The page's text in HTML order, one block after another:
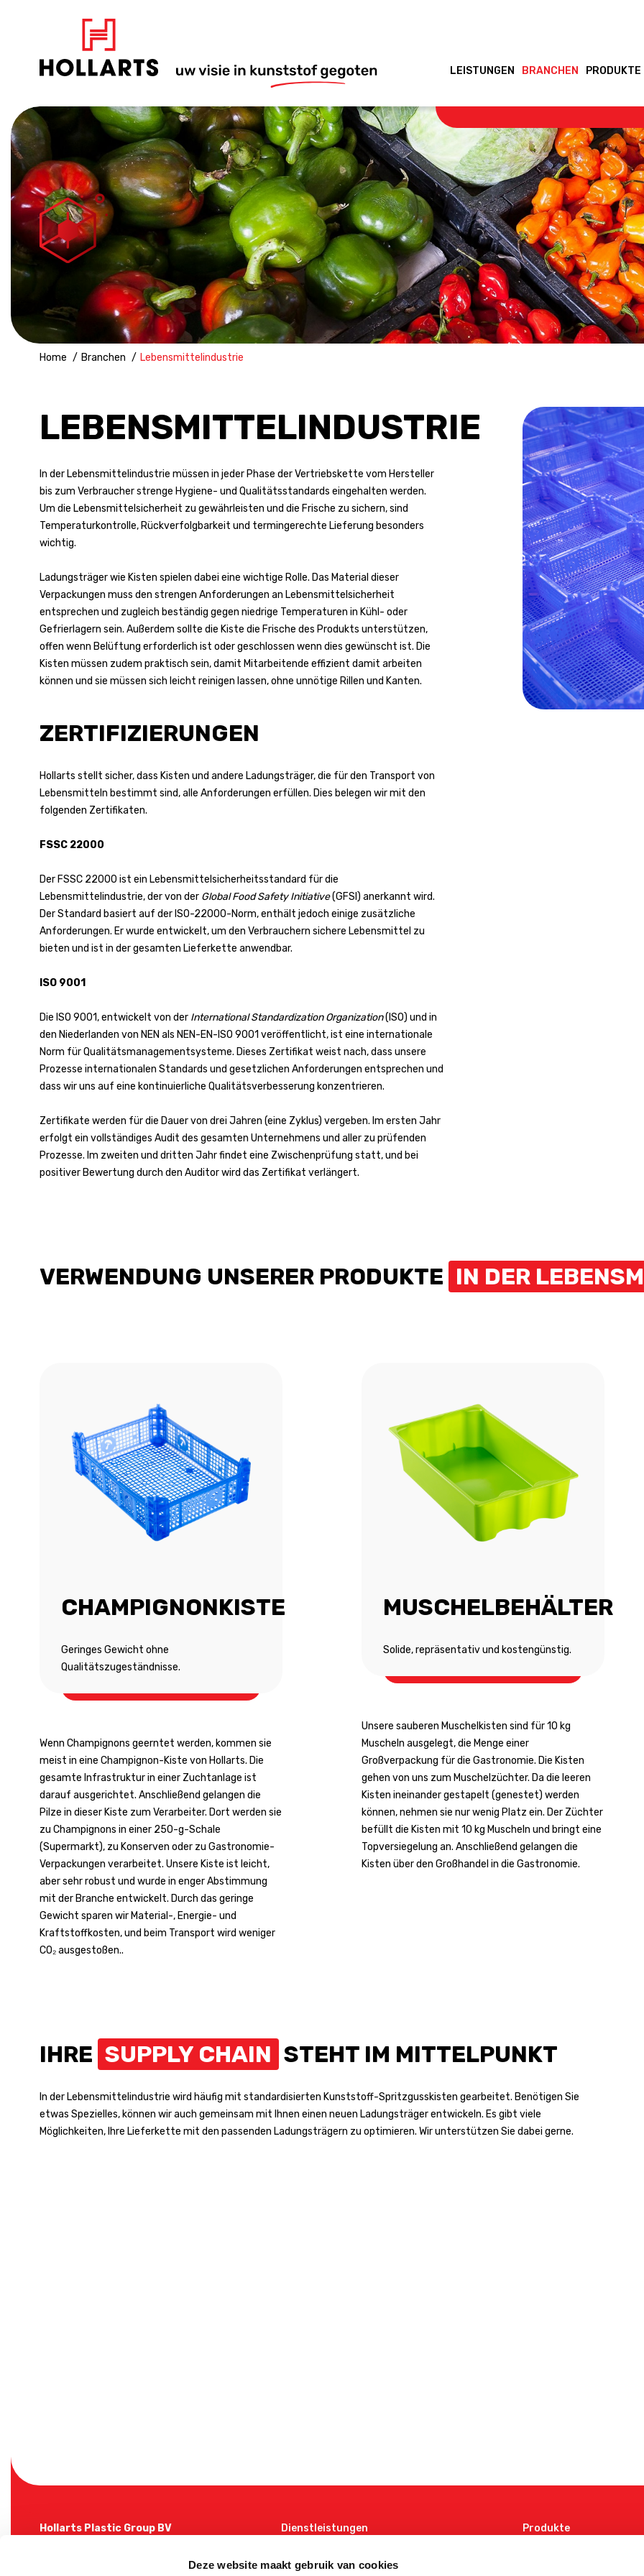
Deze website maakt gebruik van cookies
LEISTUNGEN BRANCHEN PRODUKTE
Home Branchen Lebensmittelindustrie
LEBENSMITTELINDUSTRIE
In der Lebensmittelindustrie müssen in jeder Phase der Vertriebskette vom Hersteller
bis zum Verbraucher strenge Hygiene- und Qualitätsstandards eingehalten werden.
Um die Lebensmittelsicherheit zu gewährleisten und die Frische zu sichern, sind
Temperaturkontrolle, Rückverfolgbarkeit und termingerechte Lieferung besonders
wichtig.
Ladungsträger wie Kisten spielen dabei eine wichtige Rolle. Das Material dieser
Verpackungen muss den strengen Anforderungen an Lebensmittelsicherheit
entsprechen und zugleich beständig gegen niedrige Temperaturen in Kühl- oder
Gefrierlagern sein. Außerdem sollte die Kiste die Frische des Produkts unterstützen,
offen wenn Belüftung erforderlich ist oder geschlossen wenn dies gewünscht ist. Die
Kisten müssen zudem praktisch sein, damit Mitarbeitende effizient damit arbeiten
können und sie müssen sich leicht reinigen lassen, ohne unnötige Rillen und Kanten.
ZERTIFIZIERUNGEN
Hollarts stellt sicher, dass Kisten und andere Ladungsträger, die für den Transport von
Lebensmitteln bestimmt sind, alle Anforderungen erfüllen. Dies belegen wir mit den
folgenden Zertifikaten.
FSSC 22000
Der FSSC 22000 ist ein Lebensmittelsicherheitsstandard für die
Lebensmittelindustrie, der von der Global Food Safety Initiative(GFSI) anerkannt wird.
Der Standard basiert auf der ISO-22000-Norm, enthält jedoch einige zusätzliche
Anforderungen. Er wurde entwickelt, um den Verbrauchern sichere Lebensmittel zu
bieten und ist in der gesamten Lieferkette anwendbar.
ISO 9001
Die ISO 9001, entwickelt von der International Standardization Organization(ISO) und in
den Niederlanden von NEN als NEN-EN-ISO 9001 veröffentlicht, ist eine internationale
Norm für Qualitätsmanagementsysteme. Dieses Zertifikat weist nach, dass unsere
Prozesse internationalen Standards und gesetzlichen Anforderungen entsprechen und
dass wir uns auf eine kontinuierliche Qualitätsverbesserung konzentrieren.
Zertifikate werden für die Dauer von drei Jahren (eine Zyklus) vergeben. Im ersten Jahr
erfolgt ein vollständiges Audit des gesamten Unternehmens und aller zu prüfenden
Prozesse. Im zweiten und dritten Jahr findet eine Zwischenprüfung statt, und bei
positiver Bewertung durch den Auditor wird das Zertifikat verlängert.
VERWENDUNG UNSERER PRODUKTE IN DER
CHAMPIGNONKISTE
Geringes Gewicht ohne
Qualitätszugeständnisse.
Wenn Champignons geerntet werden, kommen sie
meist in eine Champignon-Kiste von Hollarts. Die
gesamte Infrastruktur in einer Zuchtanlage ist
darauf ausgerichtet. Anschließend gelangen die
Pilze in dieser Kiste zum Verarbeiter. Dort werden sie
zu Champignons in einer 250-g-Schale
(Supermarkt), zu Konserven oder zu Gastronomie-
Verpackungen verarbeitet. Unsere Kiste ist leicht,
aber sehr robust und wurde in enger Abstimmung
mit der Branche entwickelt. Durch das geringe
Gewicht sparen wir Material-, Energie- und
Kraftstoffkosten, und beim Transport wird weniger
CO₂ ausgestoßen..
MUSCHELBEHÄLTER
Solide, repräsentativ und kostengünstig.
Unsere sauberen Muschelkisten sind für 10 kg
Muscheln ausgelegt, die Menge einer
Großverpackung für die Gastronomie. Die Kisten
gehen von uns zum Muschelzüchter. Da die leeren
Kisten ineinander gestapelt (genestet) werden
können, nehmen sie nur wenig Platz ein. Der Züchter
befüllt die Kisten mit 10 kg Muscheln und bringt eine
Topversiegelung an. Anschließend gelangen die
Kisten über den Großhandel in die Gastronomie.
IHRE SUPPLY CHAIN STEHT IM MITTELPUNKT
In der Lebensmittelindustrie wird häufig mit standardisierten Kunststoff-Spritzgusskisten gearbeitet. Benötigen Sie
etwas Spezielles, können wir auch gemeinsam mit Ihnen einen neuen Ladungsträger entwickeln. Es gibt viele
Möglichkeiten, Ihre Lieferkette mit den passenden Ladungsträgern zu optimieren. Wir unterstützen Sie dabei gerne.
Hollarts Plastic Group BV
Dienstleistungen
Produktentwicklung
Produkte